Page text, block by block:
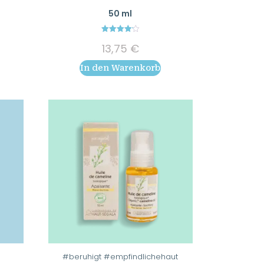
50 ml
out of 5
13,75 €
In den Warenkorb
#beruhigt #empfindlichehaut